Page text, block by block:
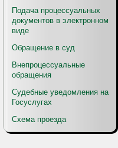
Подача процессуальных
документов в электронном
виде
Обращение в суд
Внепроцессуальные
обращения
Судебные уведомления на
Госуслугах
Схема проезда